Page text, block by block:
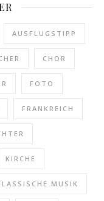
AUSFLUGSTIPP
CHOR
FOTO
FRANKREICH
KIRCHE
MUSIK